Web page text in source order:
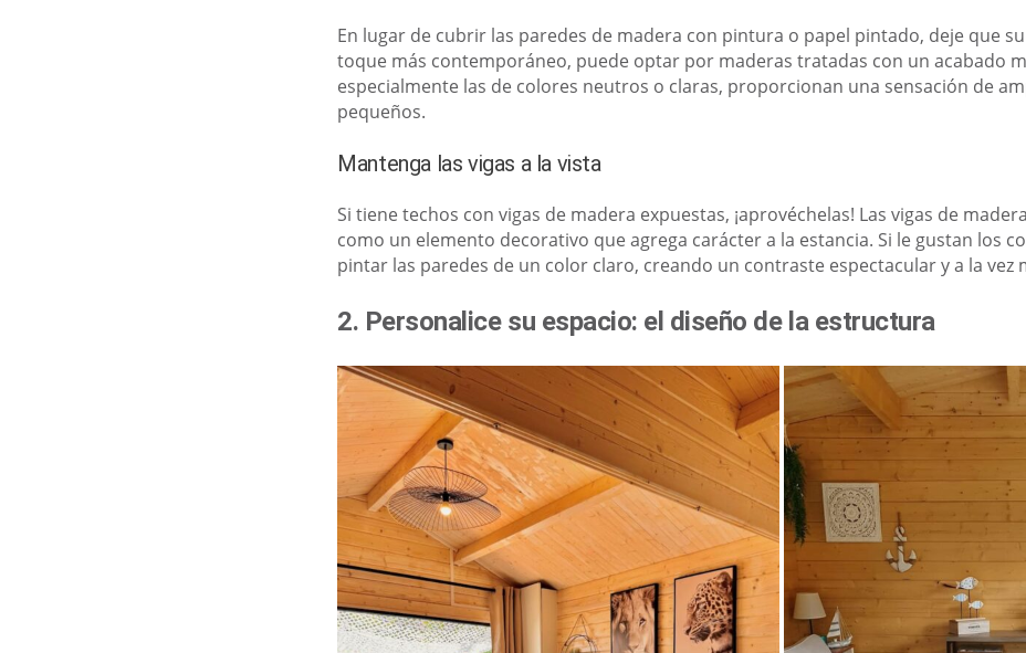
En lugar de cubrir las paredes de madera con pintura o papel pintado, deje que
toque más contemporáneo, puede optar por maderas tratadas con un acabado
especialmente las de colores neutros o claras, proporcionan una sensación de
pequeños.
Mantenga las vigas a la vista
Si tiene techos con vigas de madera expuestas, ¡aprovéchelas! Las vigas de
como un elemento decorativo que agrega carácter a la estancia. Si le gustan los
pintar las paredes de un color claro, creando un contraste espectacular y a la vez
2. Personalice su espacio: el diseño de la estructura